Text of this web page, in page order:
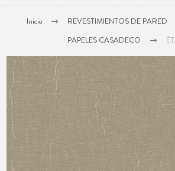
Inicio REVESTIMIENTOS DE PARED
PAPELES CASADECO